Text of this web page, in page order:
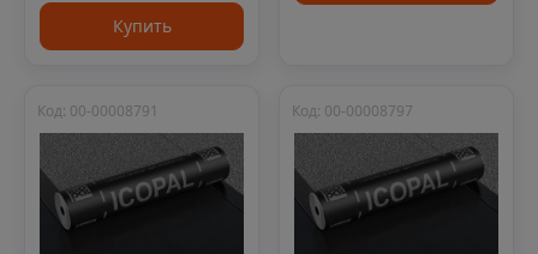
Купить
Код: 00-00008791 Код: 00-00008797